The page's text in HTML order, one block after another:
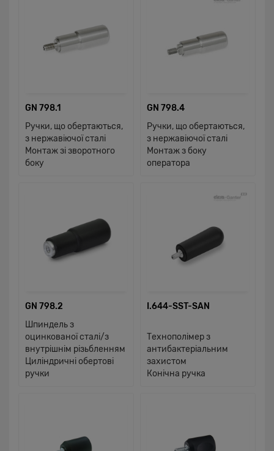
GN 798.1
Ручки, що обертаються,
з нержавіючої сталі
Монтаж зі зворотного
боку
GN 798.4
Ручки, що обертаються,
з нержавіючої сталі
Монтаж з боку
оператора
GN 798.2
Шпиндель з
оцинкованої сталі/з
внутрішнім різьбленням
Циліндричні обертові
ручки
I.644-SST-SAN
Технополімер з
антибактеріальним
захистом
Конічна ручка